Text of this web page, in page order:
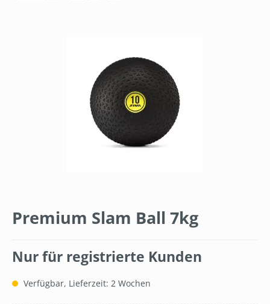
Premium Slam Ball 7kg
Nur für registrierte Kunden
Verfügbar, Lieferzeit: 2 Wochen